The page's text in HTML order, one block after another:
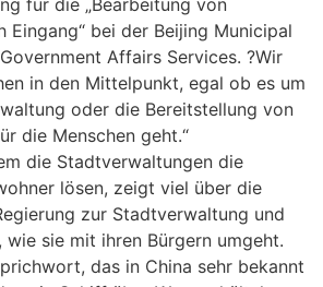
für die „Bearbeitung von
Eingang“ bei der Beijing Municipal
Affairs Services. ?Wir
in den Mittelpunkt, egal ob es um
oder die Bereitstellung von
die Menschen geht.“
die Stadtverwaltungen die
lösen, zeigt viel über die
zur Stadtverwaltung und
wie sie mit ihren Bürgern umgeht.
das in China sehr bekannt